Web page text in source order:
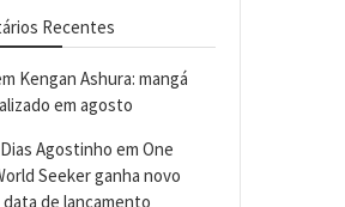
Recentes
Kengan Ashura: mangá
em agosto
Agostinho em One
Seeker ganha novo
de lançamento